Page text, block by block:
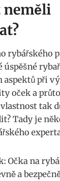
neměli
rybářského
úspěšné
⁢aspektů při⁢
oček a
tak
Tady ⁤je
⁢Očka na
a